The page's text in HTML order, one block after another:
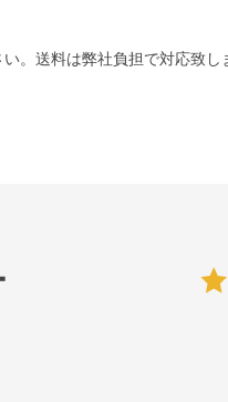
。送料は弊社負担で対応致し